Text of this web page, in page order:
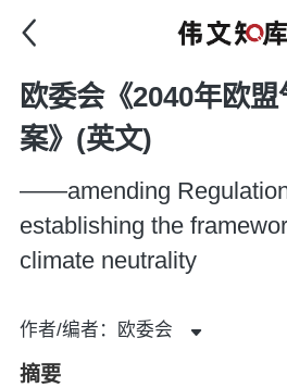
欧委会《2040年欧
案》(英文)
——amending
establishing the
climate neutrality
作者/编者：欧委会
摘要